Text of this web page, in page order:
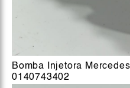
Bomba Injetora
0140743402